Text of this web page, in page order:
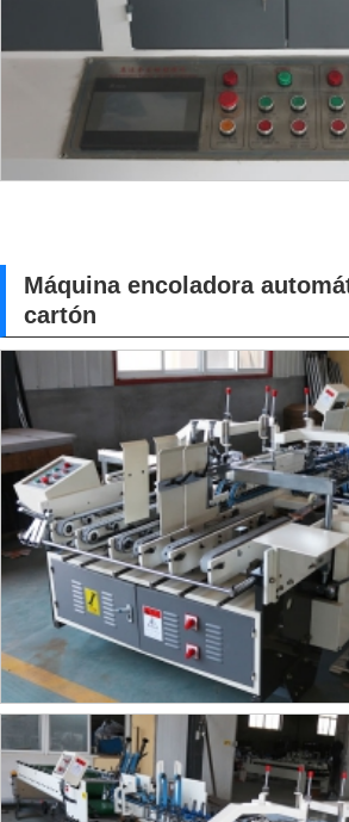
Máquina encoladora
cartón